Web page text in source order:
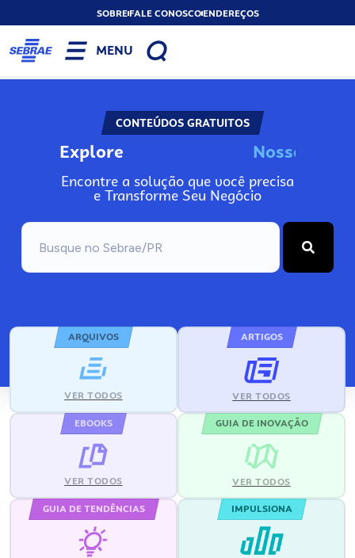
SOBREFALE CONOSCOENDEREÇOS
MENU
CONTEÚDOS GRATUITOS
Explore Nos
Encontre a solução que você precisa
e Transforme Seu Negócio
ARQUIVOS
VER TODOS
ARTIGOS
VER TODOS
EBOOKS
VER TODOS
GUIA DE INOVAÇÃO
VER TODOS
GUIA DE TENDÊNCIAS IMPULSIONA